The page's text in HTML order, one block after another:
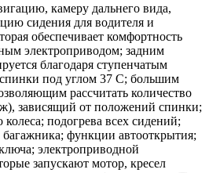
камеру дальнего вида,
сидения для водителя и
обеспечивает комфортность
электроприводом; задним
благодаря ступенчатым
под углом 37 С; большим
рассчитать количество
зависящий от положений спинки;
колеса; подогрева всех сидений;
функции автооткрытия;
электроприводной
запускают мотор, кресел